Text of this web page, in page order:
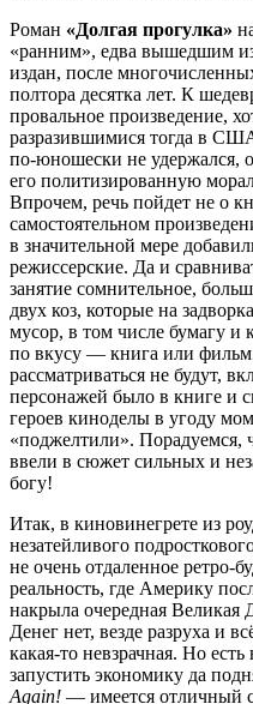
Роман «Долгая прогулка»
«ранним», едва вышедшим
издан, после
полтора десятка лет. К
провальное произведение,
разразившимися тогда в
по-юношески не удержался,
его политизированную
Впрочем, речь пойдет не о
самостоятельном
в значительной мере
режиссерские. Да и
занятие сомнительное,
двух коз, которые на
мусор, в том числе бумагу и
по вкусу — книга или
рассматриваться не будут,
персонажей было в книге и
героев киноделы в угоду
«поджелтили». Порадуемся,
ввели в сюжет сильных и
богу!
Итак, в киновинегрете из
незатейливого
не очень отдаленное ретро-
реальность, где Америку
накрыла очередная Великая
Денег нет, везде разруха и
какая-то невзрачная. Но
запустить экономику да
Again! — имеется отличный